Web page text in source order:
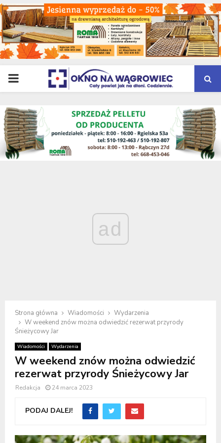
PRIMARY
MENU
ad
Strona główna Wiadomości
Wydarzenia
W weekend znów można odwiedzić rezerwat przyrody
Śnieżycowy Jar
Wiadomości Wydarzenia
W weekend znów można odwiedzić
rezerwat przyrody Śnieżycowy Jar
Redakcja 24 marca 2023
PODAJ DALEJ!